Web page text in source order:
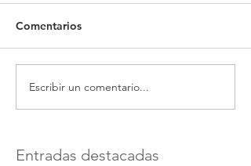
Comentarios
Escribir un comentario...
Entradas destacadas